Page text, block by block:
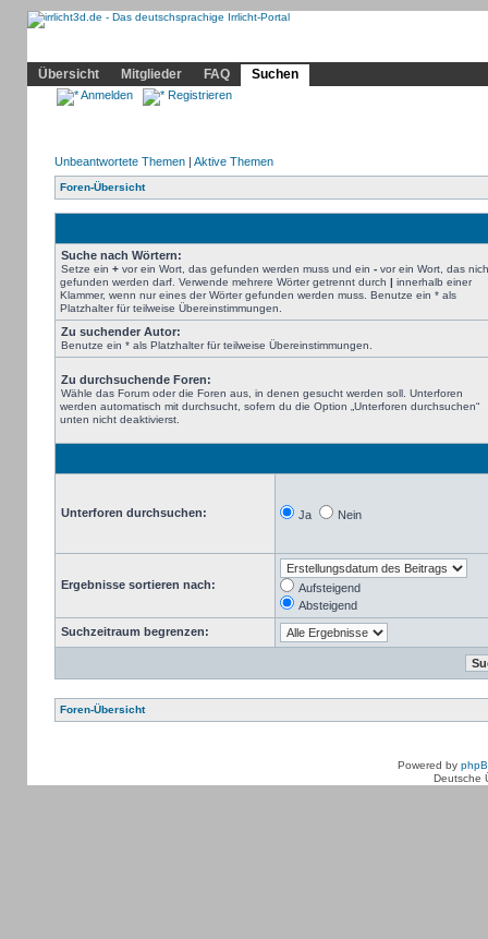
Übersicht
Mitglieder FAQ Suchen
Anmelden Registrieren
Unbeantwortete Themen| Aktive Themen
Foren-Übersicht
Suche nach Wörtern:
Setze ein +vor ein Wort, das gefunden werden muss und ein -vor ein Wort, das
gefunden werden darf. Verwende mehrere Wörter getrennt durch | innerhalb einer
Klammer, wenn nur eines der Wörter gefunden werden muss. Benutze ein * als
Platzhalter für teilweise Übereinstimmungen.
Zu suchender Autor:
Benutze ein * als Platzhalter für teilweise Übereinstimmungen.
Zu durchsuchende Foren:
Wähle das Forum oder die Foren aus, in denen gesucht werden soll. Unterforen
werden automatisch mit durchsucht, sofern du die Option „Unterforen durchsuchen“
unten nicht deaktivierst.
Unterforen durchsuchen: Ja Nein
Ergebnisse sortieren nach:
Aufsteigend
Absteigend
Suchzeitraum begrenzen:
Foren-Übersicht
Powered by
Deutsche